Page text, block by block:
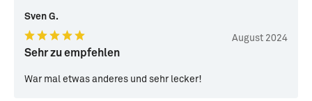
Sven G.
August 2024
Sehr zu empfehlen
War mal etwas anderes und sehr lecker!